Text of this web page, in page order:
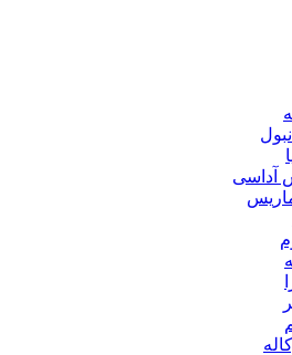
آداسی